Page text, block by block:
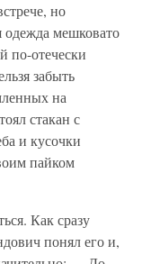
но
одежда мешковато
по-отечески
забыть
на
стакан с
и кусочки
пайком
Как сразу
понял его и,